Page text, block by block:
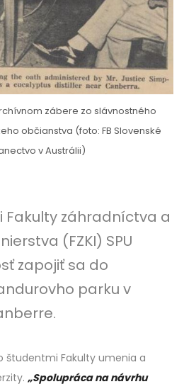
zábere zo slávnostného
občianstva (foto: FB Slovenské
v Austrálii)
Fakulty záhradníctva a
(FZKI) SPU
zapojiť sa do
parku v
študentmi Fakulty umenia a
„Spolupráca na návrhu